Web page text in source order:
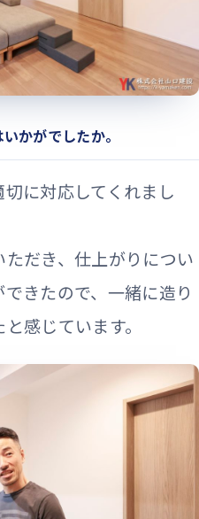
かがでしたか。
に対応してくれまし
だき、仕上がりについ
きたので、一緒に造り
感じています。